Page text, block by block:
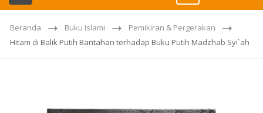
Beranda Buku Islami
Pemikiran & Pergerakan
Hitam di Balik Putih Bantahan terhadap Buku Putih Madzhab Syi`ah